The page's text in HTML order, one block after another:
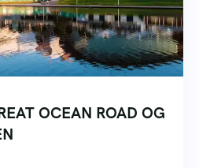
OCEAN ROAD OG